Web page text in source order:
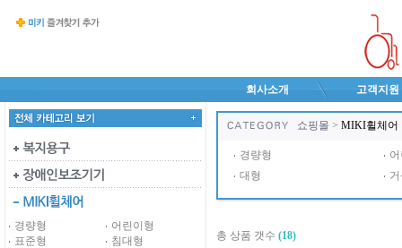
회사소개 고객지원
경량형
어린이형
표준형
침대형
쇼핑몰 > MIKI휠체어
경량형
대형
총 상품 갯수 (18)